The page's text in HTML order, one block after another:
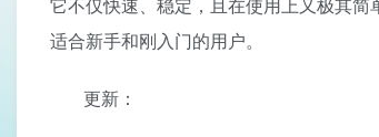
它不仅快速、稳定，且在使用上又极其
适合新手和刚入门的用户。
更新：